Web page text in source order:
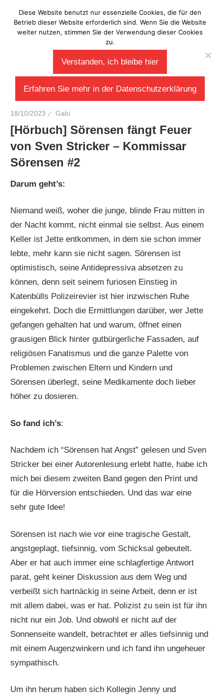
Inhalt
springen
Laberladen
18/10/2023 Gabi
[Hörbuch] Sörensen fängt Feuer
von Sven Stricker – Kommissar
Sörensen #2
Darum geht’s:
Niemand weiß, woher die junge, blinde Frau mitten in
der Nacht kommt, nicht einmal sie selbst. Aus einem
Keller ist Jette entkommen, in dem sie schon immer
lebte, mehr kann sie nicht sagen. Sörensen ist
optimistisch, seine Antidepressiva absetzen zu
können, denn seit seinem furiosen Einstieg in
Katenbülls Polizeirevier ist hier inzwischen Ruhe
eingekehrt. Doch die Ermittlungen darüber, wer Jette
gefangen gehalten hat und warum, öffnet einen
grausigen Blick hinter gutbürgerliche Fassaden, auf
religiösen Fanatismus und die ganze Palette von
Problemen zwischen Eltern und Kindern und
Sörensen überlegt, seine Medikamente doch lieber
höher zu dosieren.
So fand ich’s:
Nachdem ich “Sörensen hat Angst” gelesen und Sven
Stricker bei einer Autorenlesung erlebt hatte, habe ich
mich bei diesem zweiten Band gegen den Print und
für die Hörversion entschieden. Und das war eine
sehr gute Idee!
Sörensen ist nach wie vor eine tragische Gestalt,
angstgeplagt, tiefsinnig, vom Schicksal gebeutelt.
Aber er hat auch immer eine schlagfertige Antwort
parat, geht keiner Diskussion aus dem Weg und
verbeißt sich hartnäckig in seine Arbeit, denn er ist
mit allem dabei, was er hat. Polizist zu sein ist für ihn
nicht nur ein Job. Und obwohl er nicht auf der
Sonnenseite wandelt, betrachtet er alles tiefsinnig und
mit einem Augenzwinkern und ich fand ihn ungeheuer
sympathisch.
Um ihn herum haben sich Kollegin Jenny und
Diese Website benutzt nur essenzielle Cookies, die für den
Betrieb dieser Website erforderlich sind. Wenn Sie die Website
weiter nutzen, stimmen Sie der Verwendung dieser Cookies
zu.
Verstanden, ich bleibe hier
Erfahren Sie mehr in der Datenschutzerklärung